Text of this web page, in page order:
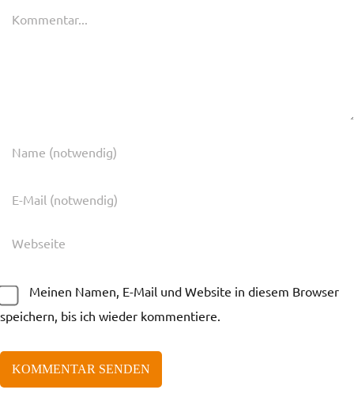
Meinen Namen, E-Mail und Website in diesem Browser
speichern, bis ich wieder kommentiere.